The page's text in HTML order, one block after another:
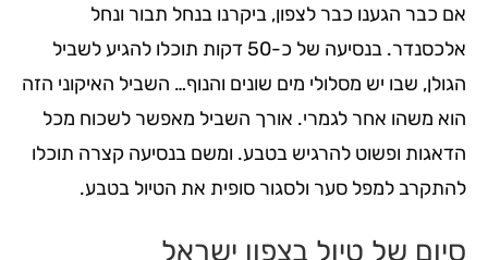
אם כבר הגענו כבר לצפון, ביקרנו בנחל תבור ונחל
אלכסנדר. בנסיעה של כ-50 דקות תוכלו להגיע לשביל
הגולן, שבו יש מסלולי מים שונים והנוף… השביל האיקוני הזה
הוא משהו אחר לגמרי. אורך השביל מאפשר לשכוח מכל
הדאגות ופשוט להרגיש בטבע. ומשם בנסיעה קצרה תוכלו
להתקרב למפל סער ולסגור סופית את הטיול בטבע.
סיום של טיול בצפון ישראל